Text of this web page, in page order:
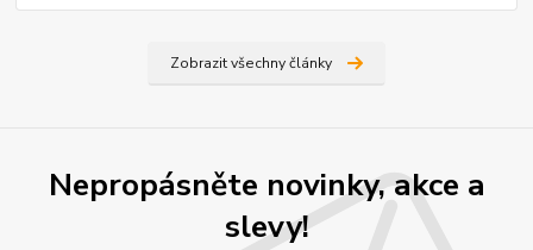
Zobrazit všechny články
Nepropásněte novinky, akce a
slevy!